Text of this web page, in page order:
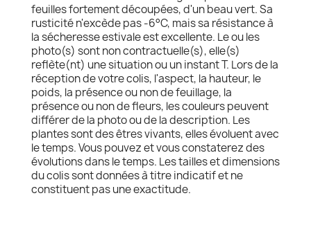
feuilles fortement découpées, d'un beau vert. Sa
rusticité n'excède pas -6°C, mais sa résistance à
la sécheresse estivale est excellente. Le ou les
photo(s) sont non contractuelle(s), elle(s)
reflète(nt) une situation ou un instant T. Lors de la
réception de votre colis, l'aspect, la hauteur, le
poids, la présence ou non de feuillage, la
présence ou non de fleurs, les couleurs peuvent
différer de la photo ou de la description. Les
plantes sont des êtres vivants, elles évoluent avec
le temps. Vous pouvez et vous constaterez des
évolutions dans le temps. Les tailles et dimensions
du colis sont données à titre indicatif et ne
constituent pas une exactitude.